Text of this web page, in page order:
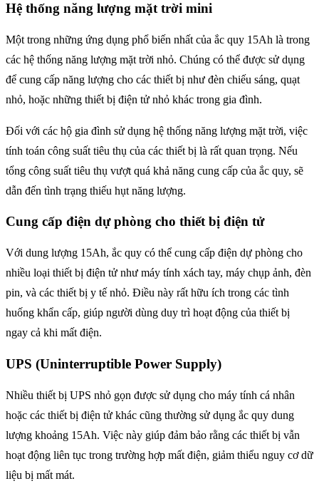
Hệ thống năng lượng mặt trời mini
Một trong những ứng dụng phổ biến nhất của ắc quy 15Ah là trong
các hệ thống năng lượng mặt trời nhỏ. Chúng có thể được sử dụng
để cung cấp năng lượng cho các thiết bị như đèn chiếu sáng, quạt
nhỏ, hoặc những thiết bị điện tử nhỏ khác trong gia đình.
Đối với các hộ gia đình sử dụng hệ thống năng lượng mặt trời, việc
tính toán công suất tiêu thụ của các thiết bị là rất quan trọng. Nếu
tổng công suất tiêu thụ vượt quá khả năng cung cấp của ắc quy, sẽ
dẫn đến tình trạng thiếu hụt năng lượng.
Cung cấp điện dự phòng cho thiết bị điện tử
Với dung lượng 15Ah, ắc quy có thể cung cấp điện dự phòng cho
nhiều loại thiết bị điện tử như máy tính xách tay, máy chụp ảnh, đèn
pin, và các thiết bị y tế nhỏ. Điều này rất hữu ích trong các tình
huống khẩn cấp, giúp người dùng duy trì hoạt động của thiết bị
ngay cả khi mất điện.
UPS (Uninterruptible Power Supply)
Nhiều thiết bị UPS nhỏ gọn được sử dụng cho máy tính cá nhân
hoặc các thiết bị điện tử khác cũng thường sử dụng ắc quy dung
lượng khoảng 15Ah. Việc này giúp đảm bảo rằng các thiết bị vẫn
hoạt động liên tục trong trường hợp mất điện, giảm thiểu nguy cơ dữ
liệu bị mất mát.